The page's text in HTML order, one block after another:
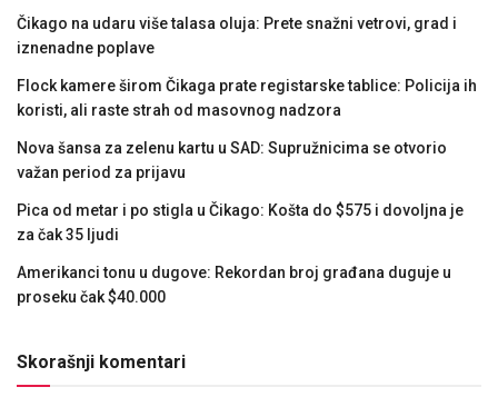
Čikago na udaru više talasa oluja: Prete snažni vetrovi, grad i
iznenadne poplave
Flock kamere širom Čikaga prate registarske tablice: Policija ih
koristi, ali raste strah od masovnog nadzora
Nova šansa za zelenu kartu u SAD: Supružnicima se otvorio
važan period za prijavu
Pica od metar i po stigla u Čikago: Košta do $575 i dovoljna je
za čak 35 ljudi
Amerikanci tonu u dugove: Rekordan broj građana duguje u
proseku čak $40.000
Skorašnji komentari